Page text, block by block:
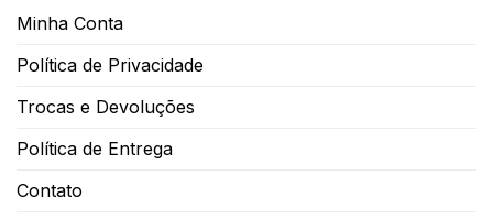
Minha Conta
Política de Privacidade
Trocas e Devoluções
Política de Entrega
Contato